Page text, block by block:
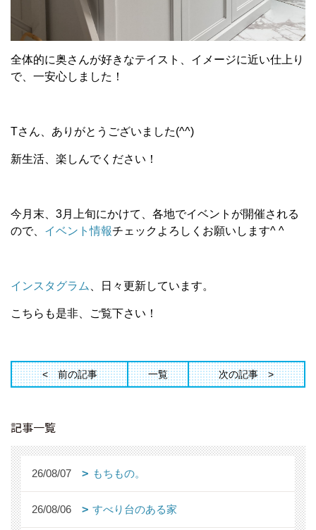
全体的に奥さんが好きなテイスト、イメージに近い仕上り
で、一安心しました！
Tさん、ありがとうございました(^^)
新生活、楽しんでください！
今月末、3月上旬にかけて、各地でイベントが開催される
ので、 イベント情報チェックよろしくお願いします^ ^
インスタグラム、日々更新しています。
こちらも是非、ご覧下さい！
前の記事 一覧 次の記事
記事一覧
26/08/07 もちもの。
26/08/06 すべり台のある家